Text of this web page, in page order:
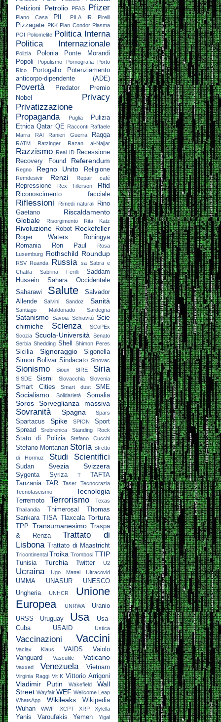
Petizioni
Petrolio PFAS Pfizer
Piano Casa PIL PILA IR Pirelli
Pizzagate PKK Plan Condor Plasma
POI Poliomelite Politica Interna
Politica Internazionale
Polizia Polonia
Ponte Morandi
Popoli
Populismo Pornografia
Porto
Rico
Portogallo
Potenziamento
anticorpo-dipendente (ADE)
Povertà Predator
Premio
Nobel
Privacy
Privatizzazione
Propaganda
Puglia
Pulizia
Etnica Qatar QE Racconti Raffaele
Marra
RAI Ranieri Guerra Raqqa
RATM Ratzinger Razan al-Najjar
Razzismo Real ID Recessione
Recovery Found
Referendum
Regno Regno Unito Religione
Remdesivir Renzi Repair café
Repressione Rex Tillerson Rfid
Riconoscimento facciale
Riflessioni Rimedi naturali
Rino
Gaetano
Riscaldamento
Globale
Risorgimento Rita Katz
Rivoluzione Robot Rockefeller
Roger Waters
Rohingya
Romania
Ron Paul
Rosa
Luxemburg Rothschild Roundup
RSV Ruanda Russia sa Sabra e
Chatila
Sabrina Ferilli
Saddam
Hussein
Sahara Occidentale
Saharawi
Salute
Salvador
Allende
Salvini Sandoz Sanità
Santiago Maldonado Sardegna
Satanismo Savoia Schiavitù Scie
chimiche
Scienza
SCoPEx
Scozia Scuola-Università
Senato
Serbia Shedding Shell Shimon Peres
Sicilia Signoraggio
Sigonella
Simon Bolivar Sindacato Sinovac
Sionismo Sioux SIRE Siria
SISDE Sismi Slovacchia Slovenia
Smart Cities Smart dust SME
Socialismo Solidarietà Somalia
Soros Sorveglianza massiva
Sovranità Spagna Spars
Spartacus Spike SPION
Sport
Spread
Srebrenica Standing Rock
Stato di Polizia Stefano Cucchi
Stefano Montanari Storia Stretto
di Hormuz
Studi Scientifici
Sudan Svezia Svizzera
Sygenta Syriza T
TAFTA
Tanzania
TAR Taser
Tecnocrazia
Tecnofascismo
Tecnologia
Terremoto Terrorismo
Texas
Thailandia
Thimerosal
Thomas
Sankara
TISA Tlaxcala Tortura
TPP Transumanesimo
Traspa
& Renza
Trattato di
Lisbona
Trattato di Maastricht
Tricontinental Troika Trombosi TTIP
Tunisia Turchia Twitter U2
Ucraina Ugo Mattei Ultracovid
UMMA UNASUR
UNESCO
Ungheria
UNHCR
Unione
Europea
UNRWA
Uranio
URSS
Uruguay Usa
Usa-
Cuba
USAID Ustica
Vaccinazioni Vaccini
Vaclav Klaus VAIDS
Vaiolo
Vanguard
Vasculite Vaticano
Vaxxed Venezuela Vietnam
Virginia Raggi Vit K Vittorio Arrigoni
Vladimir Putin Wakefield
Wall
Street Wayfair WEF Wellcome Leap
WhatsApp
Wikileaks
Wikipedia
Wuhan
WWF XCPT XRP Xylella
Yanis Varoufakis Yemen
Yigal